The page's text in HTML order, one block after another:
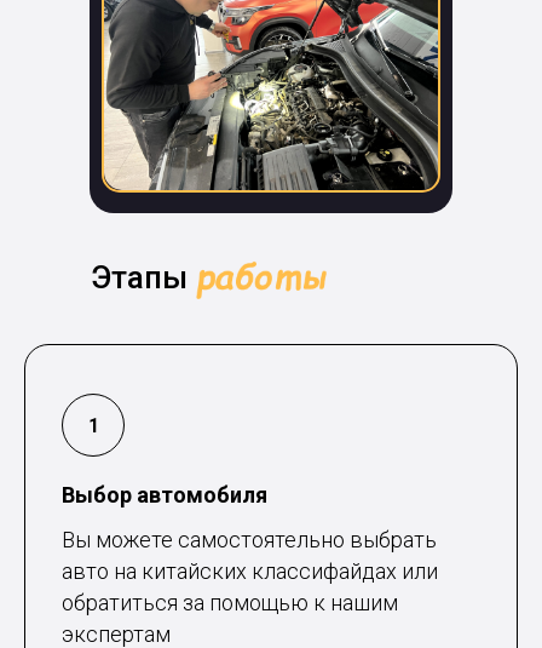
Этапы
Выбор автомобиля
Вы можете самостоятельно выбрать
авто на китайских классифайдах или
обратиться за помощью к нашим
экспертам